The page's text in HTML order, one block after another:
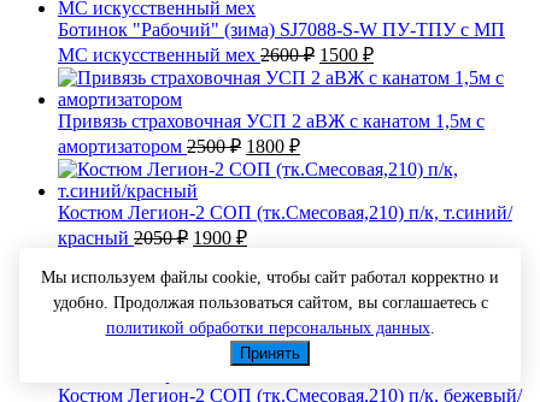
Ботинок "Рабочий" (зима) SJ7088-S-W ПУ-ТПУ с МП
МС искусственный мех 2600₽ Первоначальная
цена
составляла
2600 ₽.
1500 ₽Текущая
цена:
Привязь страховочная УСП 2 аВЖ с канатом 1,5м с
амортизатором 2500₽ Первоначальная
цена
составляла
2500 ₽.
1800 ₽Текущая
цена:
Костюм Легион-2 СОП (тк.Смесовая,210) п/к, т.синий/
красный 2050₽ Первоначальная
составляла
2050 ₽.
1900 ₽Текущая
1900 ₽.
Костюм женский Магнолия (тк.ТиСи), т.серый/
оранжевый 2500₽ Первоначальная
цена
составляла
2500 ₽.
2300₽Текущая
цена:
2300 ₽.
Костюм Легион-2 СОП (тк.Смесовая,210) п/к, бежевый/
Мы используем файлы cookie, чтобы сайт работал корректно и
удобно. Продолжая пользоваться сайтом, вы соглашаетесь с
политикой обработки персональных данных.
Принять